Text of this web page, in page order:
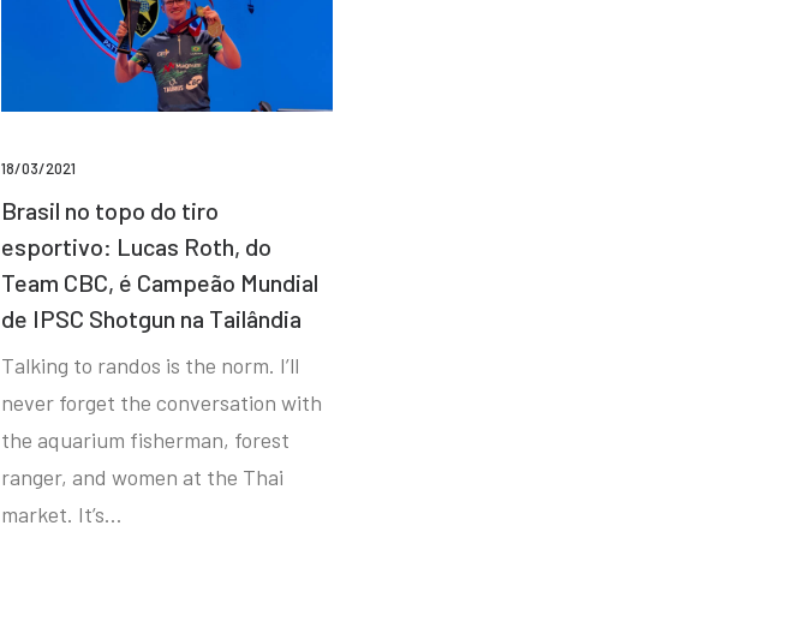
18/03/2021
Brasil no topo do tiro
esportivo: Lucas Roth, do
Team CBC, é Campeão Mundial
de IPSC Shotgun na Tailândia
Talking to randos is the norm. I’ll
never forget the conversation with
the aquarium fisherman, forest
ranger, and women at the Thai
market. It’s…